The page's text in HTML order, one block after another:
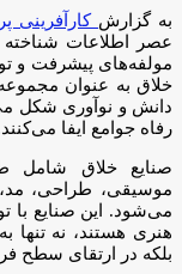
به گزارش کارآفرینی
عصر اطلاعات شناخته
مولفه‌های پیشرفت و
خلاق به عنوان
دانش و نوآوری شکل
رفاه جوامع ایفا
صنایع خلاق شامل
موسیقی، طراحی، مد،
می‌شود. این صنایع با
هنری هستند، نه تنها
بلکه در ارتقای سطح